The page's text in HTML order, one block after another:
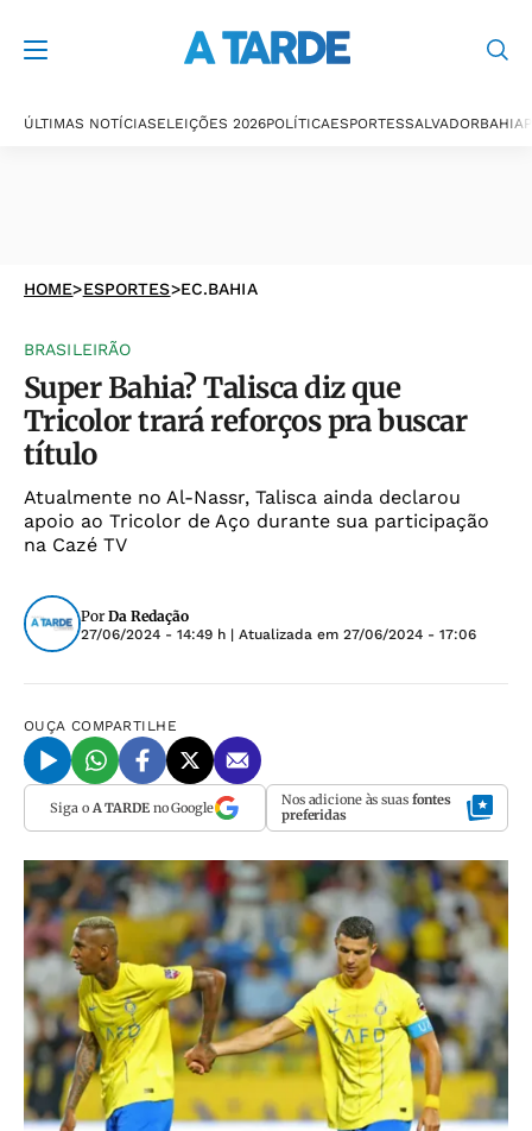
ÚLTIMAS NOTÍCIASELEIÇÕES 2026POLÍTICAESPORTESSALVADORBAHIA
HOME>ESPORTES>EC.BAHIA
BRASILEIRÃO
Super Bahia? Talisca diz que
Tricolor trará reforços pra buscar
título
Atualmente no Al-Nassr, Talisca ainda declarou
apoio ao Tricolor de Aço durante sua participação
na Cazé TV
Por Da Redação
27/06/2024 - 14:49 h | Atualizada em 27/06/2024 - 17:06
OUÇA COMPARTILHE
Siga o A TARDEno Google Nos adicione às suas fontes
preferidas